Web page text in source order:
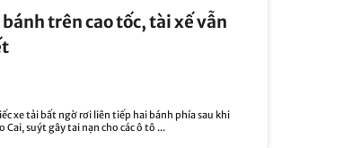
trên cao tốc, tài xế vẫn
xe tải bất ngờ rơi liên tiếp hai bánh phía sau khi
suýt gây tai nạn cho các ô tô ...